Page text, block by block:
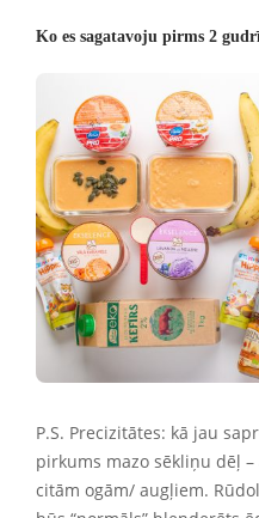
Ko es sagatavoju pirms 2
P.S. Precizitātes: kā jau
pirkums mazo sēkliņu dēļ
citām ogām/ augļiem.